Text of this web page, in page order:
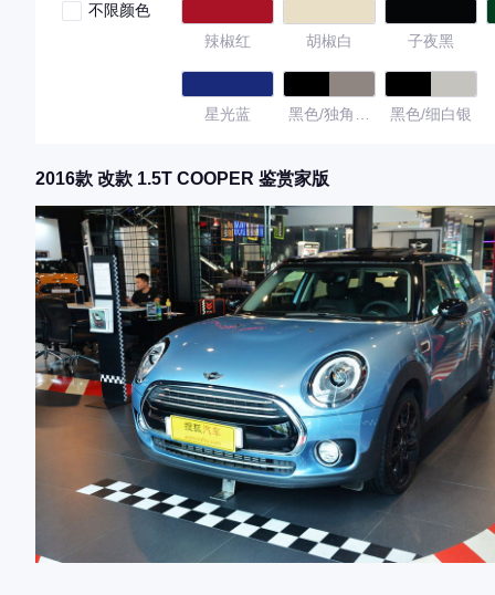
不限颜色
辣椒红
胡椒白 子夜黑
星光蓝
黑色/独角兽
黑色/细白银
2016款 改款 1.5T COOPER 鉴赏家版